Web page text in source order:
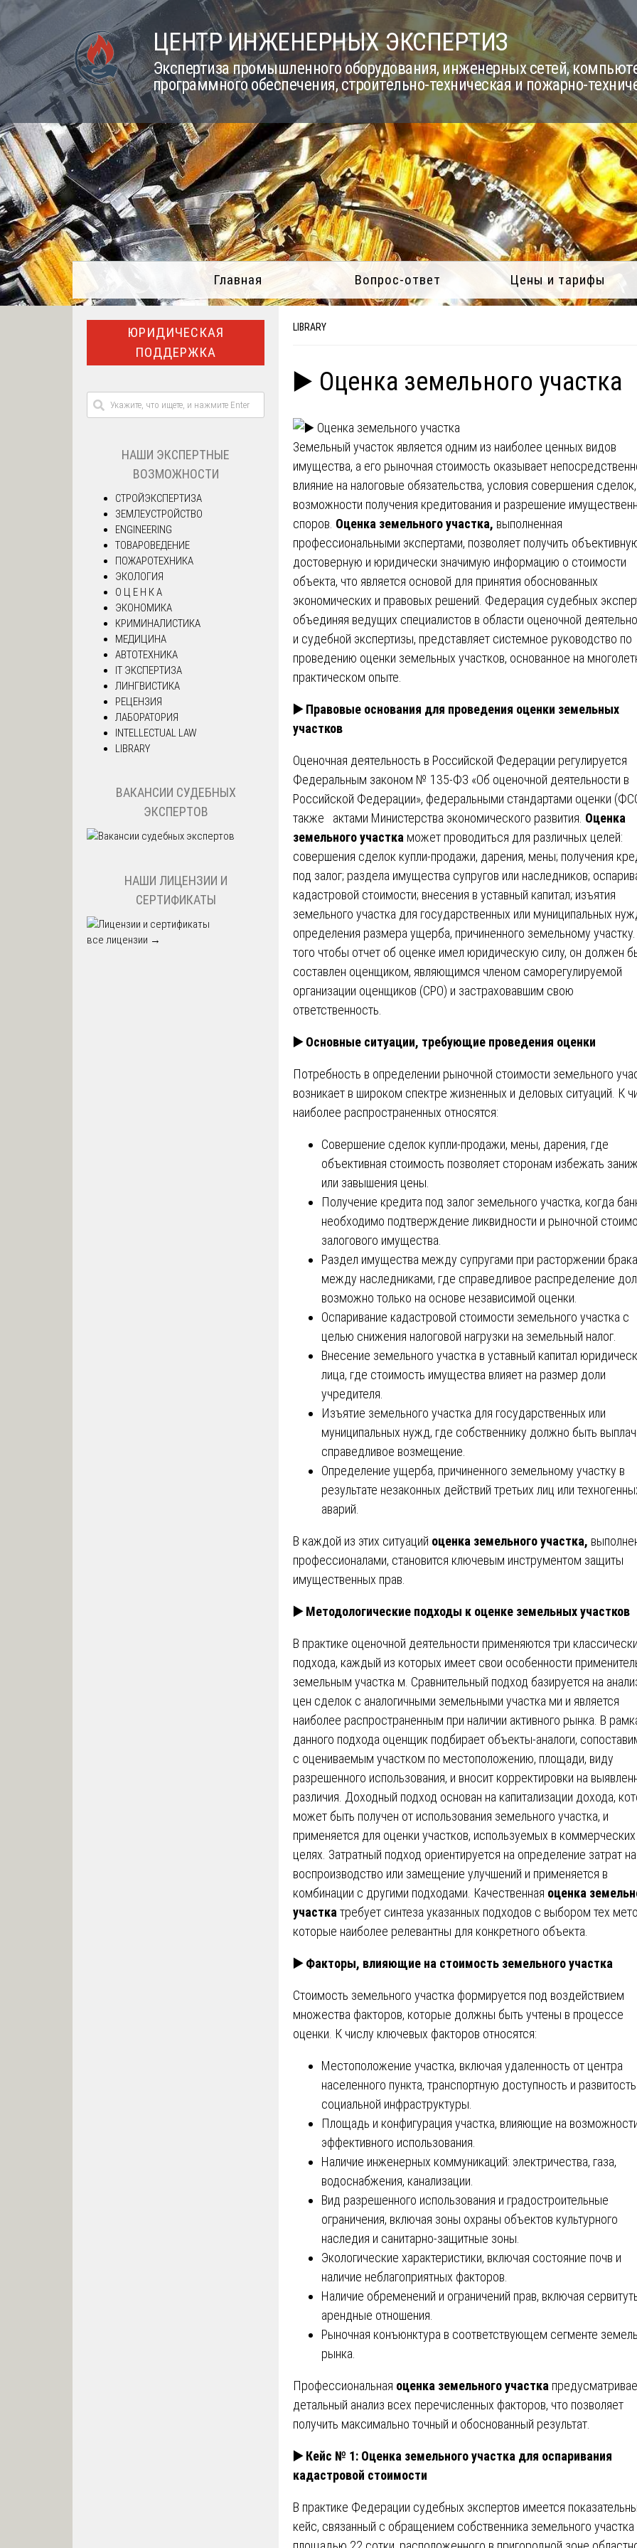
Skip
to
content
ЦЕНТР ИНЖЕНЕРНЫХ ЭКСПЕРТИЗ
Экспертиза промышленного оборудования, инженерных сетей,
программного обеспечения, строительно-техническая и пожарно-
Главная Вопрос-ответ Цены и тарифы
LIBRARY
▶️ Оценка земельного участка
Земельный участок является одним из наиболее ценных видов
имущества, а его рыночная стоимость оказывает
влияние на налоговые обязательства, условия совершения сделок,
возможности получения кредитования и разрешение
споров. Оценка земельного участка, выполненная
профессиональными экспертами, позволяет получить
достоверную и юридически значимую информацию о стоимости
объекта, что является основой для принятия обоснованных
экономических и правовых решений. Федерация судебных
объединяя ведущих специалистов в области оценочной
и судебной экспертизы, представляет системное руководство по
проведению оценки земельных участков, основанное на
практическом опыте.
▶️Правовые основания для проведения оценки земельных
участков
Оценочная деятельность в Российской Федерации регулируется
Федеральным законом № 135-ФЗ «Об оценочной деятельности в
Российской Федерации», федеральными стандартами оценки
также актами Министерства экономического развития. Оценка
земельного участка может проводиться для различных целей:
совершения сделок купли-продажи, дарения, мены; получения
под залог; раздела имущества супругов или наследников;
кадастровой стоимости; внесения в уставный капитал; изъятия
земельного участка для государственных или муниципальных
определения размера ущерба, причиненного земельному
того чтобы отчет об оценке имел юридическую силу, он должен
составлен оценщиком, являющимся членом саморегулируемой
организации оценщиков (СРО) и застраховавшим свою
ответственность.
▶️Основные ситуации, требующие проведения оценки
Потребность в определении рыночной стоимости земельного
возникает в широком спектре жизненных и деловых ситуаций. К
наиболее распространенных относятся:
Совершение сделок купли-продажи, мены, дарения, где
объективная стоимость позволяет сторонам избежать
или завышения цены.
Получение кредита под залог земельного участка, когда
необходимо подтверждение ликвидности и рыночной
залогового имущества.
Раздел имущества между супругами при расторжении
между наследниками, где справедливое распределение
возможно только на основе независимой оценки.
Оспаривание кадастровой стоимости земельного участка с
целью снижения налоговой нагрузки на земельный налог.
Внесение земельного участка в уставный капитал
лица, где стоимость имущества влияет на размер доли
учредителя.
Изъятие земельного участка для государственных или
муниципальных нужд, где собственнику должно быть
справедливое возмещение.
Определение ущерба, причиненного земельному участку в
результате незаконных действий третьих лиц или
аварий.
В каждой из этих ситуаций оценка земельного участка,
профессионалами, становится ключевым инструментом защиты
имущественных прав.
▶️Методологические подходы к оценке земельных участков
В практике оценочной деятельности применяются три
подхода, каждый из которых имеет свои особенности
земельным участка м. Сравнительный подход базируется на
цен сделок с аналогичными земельными участка ми и является
наиболее распространенным при наличии активного рынка. В
данного подхода оценщик подбирает объекты-аналоги,
с оцениваемым участком по местоположению, площади, виду
разрешенного использования, и вносит корректировки на
различия. Доходный подход основан на капитализации дохода,
может быть получен от использования земельного участка, и
применяется для оценки участков, используемых в коммерческих
целях. Затратный подход ориентируется на определение затрат на
воспроизводство или замещение улучшений и применяется в
комбинации с другими подходами. Качественная оценка
участка требует синтеза указанных подходов с выбором тех
которые наиболее релевантны для конкретного объекта.
▶️Факторы, влияющие на стоимость земельного участка
Стоимость земельного участка формируется под воздействием
множества факторов, которые должны быть учтены в процессе
оценки. К числу ключевых факторов относятся:
Местоположение участка, включая удаленность от центра
населенного пункта, транспортную доступность и развитость
социальной инфраструктуры.
Площадь и конфигурация участка, влияющие на
эффективного использования.
Наличие инженерных коммуникаций: электричества, газа,
водоснабжения, канализации.
Вид разрешенного использования и градостроительные
ограничения, включая зоны охраны объектов культурного
наследия и санитарно-защитные зоны.
Экологические характеристики, включая состояние почв и
наличие неблагоприятных факторов.
Наличие обременений и ограничений прав, включая
арендные отношения.
Рыночная конъюнктура в соответствующем сегменте
рынка.
Профессиональная оценка земельного участка
детальный анализ всех перечисленных факторов, что позволяет
получить максимально точный и обоснованный результат.
▶️Кейс № 1: Оценка земельного участка для оспаривания
кадастровой стоимости
В практике Федерации судебных экспертов имеется
кейс, связанный с обращением собственника земельного участка
ЮРИДИЧЕСКАЯ
ПОДДЕРЖКА
НАШИ ЭКСПЕРТНЫЕ
ВОЗМОЖНОСТИ
СТРОЙЭКСПЕРТИЗА
ЗЕМЛЕУСТРОЙСТВО
ENGINEERING
ТОВАРОВЕДЕНИЕ
ПОЖАРОТЕХНИКА
ЭКОЛОГИЯ
О Ц Е Н К А
ЭКОНОМИКА
КРИМИНАЛИСТИКА
МЕДИЦИНА
АВТОТЕХНИКА
IT ЭКСПЕРТИЗА
ЛИНГВИСТИКА
РЕЦЕНЗИЯ
ЛАБОРАТОРИЯ
INTELLECTUAL LAW
LIBRARY
ВАКАНСИИ СУДЕБНЫХ
ЭКСПЕРТОВ
НАШИ ЛИЦЕНЗИИ И
СЕРТИФИКАТЫ
все лицензии →